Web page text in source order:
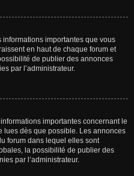
importantes que vous
en haut de chaque forum et
de publier des annonces
par l’administrateur.
importantes concernant le
lues dès que possible. Les annonces
forum dans lequel elles sont
la possibilité de publier des
par l’administrateur.